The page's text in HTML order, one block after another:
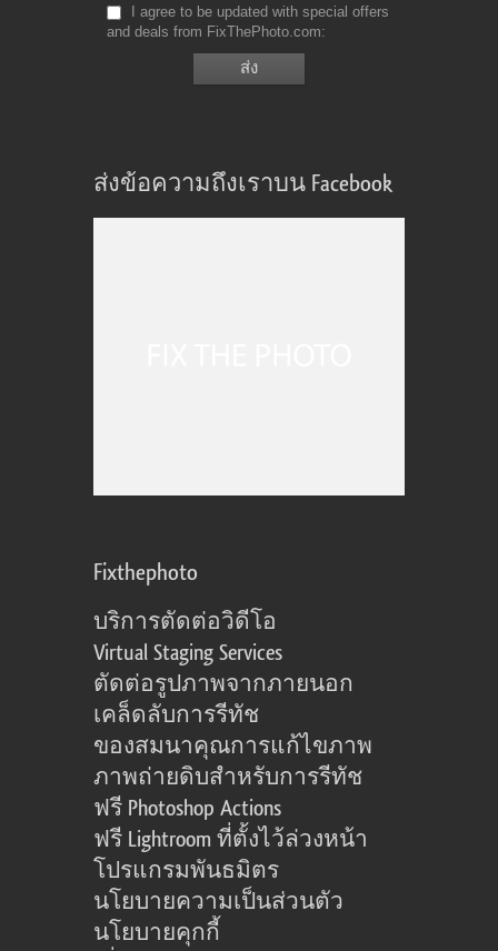
I agree to be updated with special offers
and deals from FixThePhoto.com
ส่งข้อความถึงเราบน Facebook
Fixthephoto
บริการตัดต่อวิดีโอ
Virtual Staging Services
ตัดต่อรูปภาพจากภายนอก
เคล็ดลับการรีทัช
ของสมนาคุณการแก้ไขภาพ
ภาพถ่ายดิบสำหรับการรีทัช
ฟรี Photoshop Actions
ฟรี Lightroom ที่ตั้งไว้ล่วงหน้า
โปรแกรมพันธมิตร
นโยบายความเป็นส่วนตัว
นโยบายคุกกี้